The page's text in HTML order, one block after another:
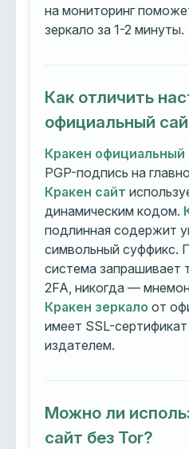
на мониторинг
зеркало за 1-2 минуты.
Как отличить
официальный
Кракен официальный
PGP-подпись на
Кракен сайт
динамическим кодом.
подлинная содержит
символьный суффикс.
система запрашивает
2FA, никогда —
Кракен зеркало от
имеет SSL-
издателем.
Можно ли
сайт без Tor?